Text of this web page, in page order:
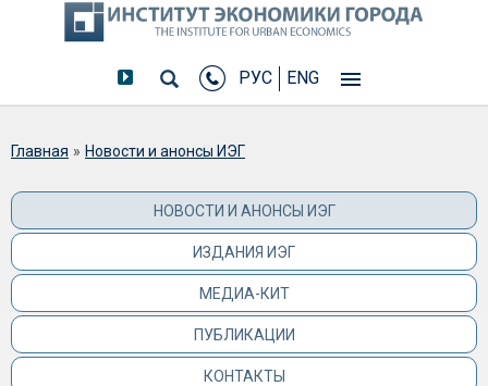
РУС ENG
Вы здесь
Главная » Новости и анонсы ИЭГ
НОВОСТИ И АНОНСЫ ИЭГ
ИЗДАНИЯ ИЭГ
МЕДИА-КИТ
ПУБЛИКАЦИИ
КОНТАКТЫ